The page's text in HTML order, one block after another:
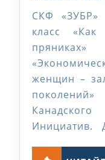
СКФ «ЗУБР»
класс
женщин –
Инициатив.